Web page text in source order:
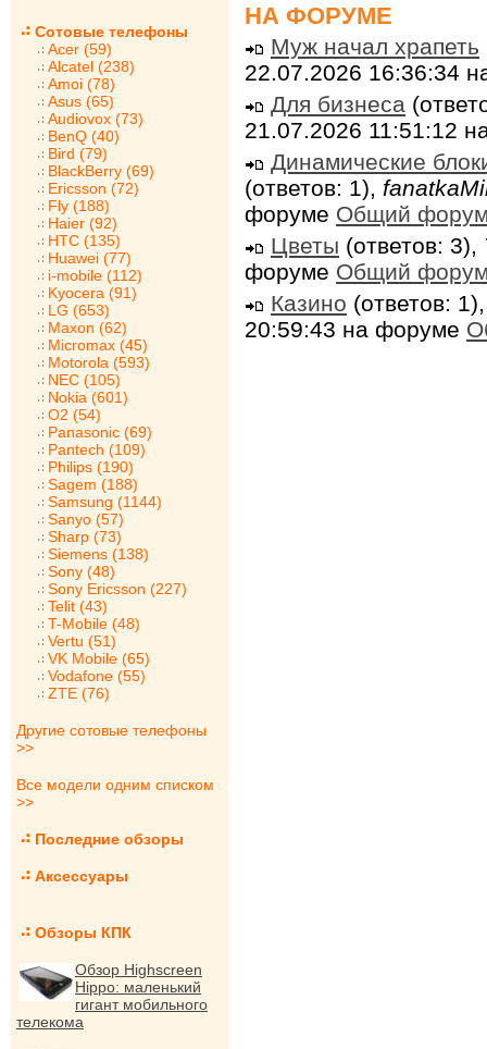
Сотовые телефоны
Acer (59)
Alcatel (238)
Amoi (78)
Asus (65)
Audiovox (73)
BenQ (40)
Bird (79)
BlackBerry (69)
Ericsson (72)
Fly (188)
Haier (92)
HTC (135)
Huawei (77)
i-mobile (112)
Kyocera (91)
LG (653)
Maxon (62)
Micromax (45)
Motorola (593)
NEC (105)
Nokia (601)
O2 (54)
Panasonic (69)
Pantech (109)
Philips (190)
Sagem (188)
Samsung (1144)
Sanyo (57)
Sharp (73)
Siemens (138)
Sony (48)
Sony Ericsson (227)
Telit (43)
T-Mobile (48)
Vertu (51)
VK Mobile (65)
Vodafone (55)
ZTE (76)
Другие сотовые телефоны
>>
Все модели одним списком
>>
Последние обзоры
Аксессуары
Обзоры КПК
Обзор Highscreen
Hippo: маленький
гигант мобильного
телекома
НА ФОРУМЕ
Муж начал храпеть
22.07.2026 16:36:34
Для бизнеса
21.07.2026 11:51:12
Динамические
(ответов: 1),
форуме Общий
Цветы (ответов: 3),
форуме Общий
Казино (ответов:
20:59:43 на форуме